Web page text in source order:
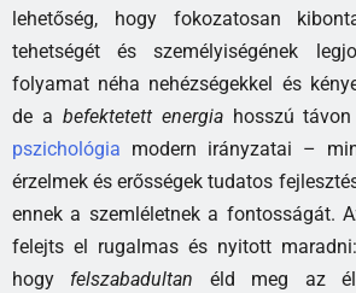
lehetőség, hogy fokozatosan
tehetségét és személyiségének
folyamat néha nehézségekkel és
de a befektetett energiahosszú távon
pszichológia modern irányzatai –
érzelmek és erősségek tudatos
ennek a szemléletnek a fontosságát.
felejts el rugalmas és nyitott
hogy felszabadultan éld meg az